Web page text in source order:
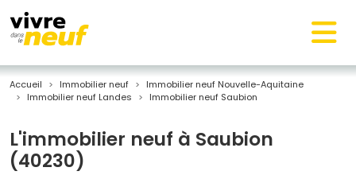
Accueil Immobilier neuf
Immobilier neuf Nouvelle-Aquitaine
Immobilier neuf Landes
Immobilier neuf Saubion
L'immobilier neuf à Saubion
(40230)